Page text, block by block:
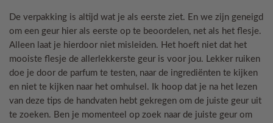
De verpakking is altijd wat je als eerste ziet. En we zijn geneigd
om een geur hier als eerste op te beoordelen, net als het flesje.
Alleen laat je hierdoor niet misleiden. Het hoeft niet dat het
mooiste flesje de allerlekkerste geur is voor jou. Lekker ruiken
doe je door de parfum te testen, naar de ingrediënten te kijken
en niet te kijken naar het omhulsel. Ik hoop dat je na het lezen
van deze tips de handvaten hebt gekregen om de juiste geur uit
te zoeken. Ben je momenteel op zoek naar de juiste geur om